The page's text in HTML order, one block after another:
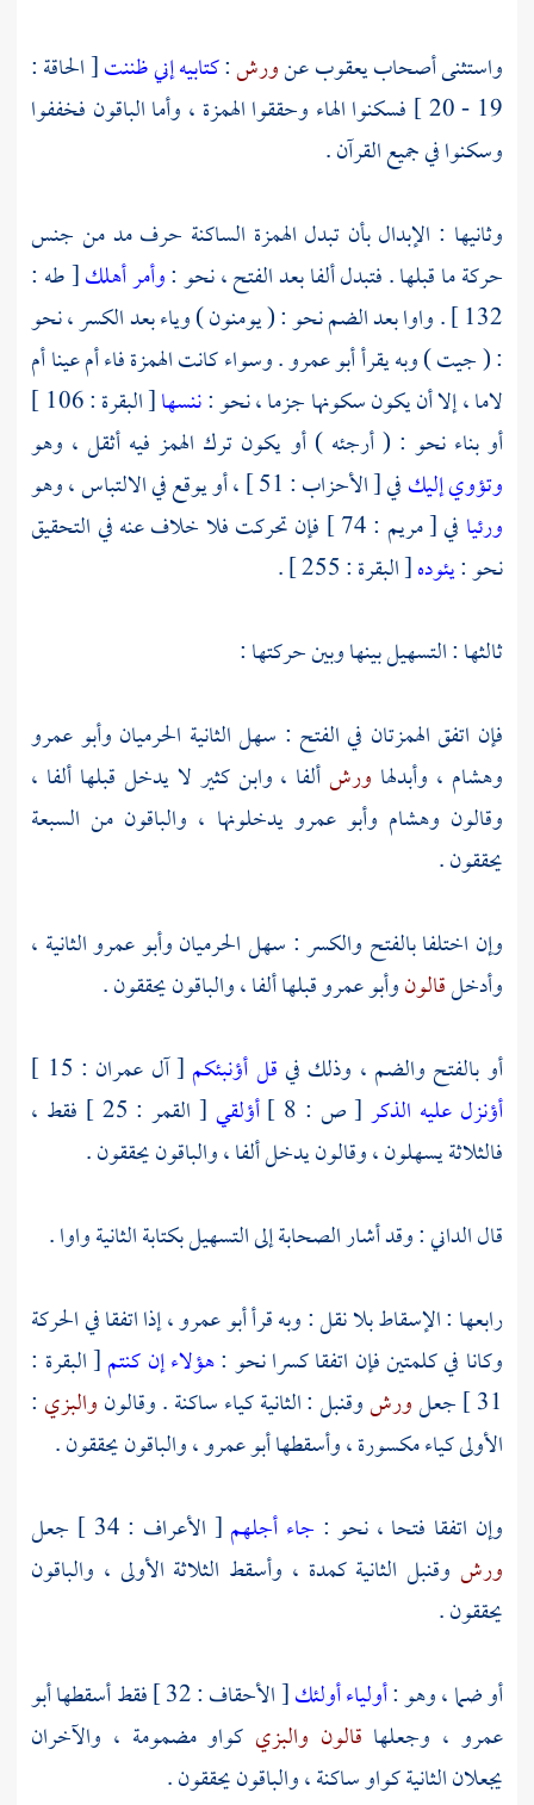
واستثنى أصحابيعقوبعنورش:كتابيه إني ظننت[ الحاقة :
19 - 20 ] فسكنوا الهاء وحققوا الهمزة ، وأما الباقون فخففوا
وسكنوا في جميع القرآن .
وثانيها : الإبدال بأن تبدل الهمزة الساكنة حرف مد من جنس
حركة ما قبلها . فتبدل ألفا بعد الفتح ، نحو :وأمر أهلك[ طه :
132 ] . واوا بعد الضم نحو : ( يومنون ) وياء بعد الكسر ، نحو
: ( جيت ) وبه يقرأأبو عمرو. وسواء كانت الهمزة فاء أم عينا أم
لاما ، إلا أن يكون سكونها جزما ، نحو :ننسها
[ البقرة : 106 ]
أو بناء نحو : ( أرجئه ) أو يكون ترك الهمز فيه أثقل ، وهو
وتؤوي إليكفي [ الأحزاب : 51 ] ، أو يوقع في الالتباس ، وهو
ورئيا
في [ مريم : 74 ] فإن تحركت فلا خلاف عنه في التحقيق
نحو :يئوده[ البقرة : 255 ] .
ثالثها : التسهيل بينها وبين حركتها :
فإن اتفق الهمزتان في الفتح : سهل الثانية الحرميان وأبو عمرو
وهشام ، وأبدلها ورشألفا ، وابن كثير لا يدخل قبلها ألفا ،
وقالون وهشام وأبو عمرويدخلونها ، والباقون من السبعة
يحققون .
وإن اختلفا بالفتح والكسر : سهل الحرميانوأبو عمروالثانية ،
وأدخلقالونوأبو عمروقبلها ألفا ، والباقون يحققون .
أو بالفتح والضم ، وذلك فيقل أؤنبئكم [ آل عمران : 15 ]
أؤنزل عليه الذكر [ ص : 8 ] أؤلقي
[ القمر : 25 ] فقط ،
فالثلاثة يسهلون ، وقالون يدخل ألفا ، والباقون يحققون .
قالالداني: وقد أشار الصحابة إلى التسهيل بكتابة الثانية واوا .
رابعها : الإسقاط بلا نقل : وبه قرأأبو عمرو، إذا اتفقا في الحركة
وكانا في كلمتين فإن اتفقا كسرا نحو :هؤلاء إن كنتم[ البقرة :
31 ] جعل
ورشوقنبل: الثانية كياء ساكنة .وقالونوالبزي :
الأولى كياء مكسورة ، وأسقطهاأبو عمرو، والباقون يحققون .
وإن اتفقا فتحا ، نحو : جاء أجلهم [ الأعراف : 34 ] جعل
ورش وقنبل الثانية كمدة ، وأسقط الثلاثة الأولى ، والباقون
يحققون .
أو ضما ، وهو :أولياء أولئك[ الأحقاف : 32 ] فقط أسقطها
أبو
عمرو ، وجعلها قالون والبزي كواو مضمومة ، والآخران
يجعلان الثانية كواو ساكنة ، والباقون يحققون .